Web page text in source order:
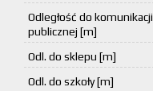
Odległość do komunikacji
publicznej [m]
Odl. do sklepu [m]
Odl. do szkoły [m]